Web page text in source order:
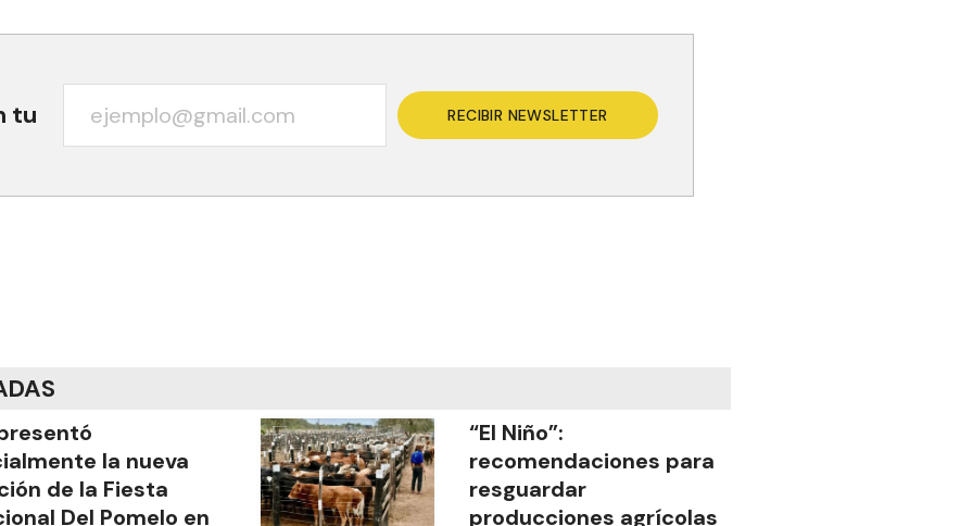
tu RECIBIR NEWSLETTER
la nueva
de la Fiesta
Del Pomelo en
“El Niño”:
recomendaciones para
resguardar
producciones agrícolas